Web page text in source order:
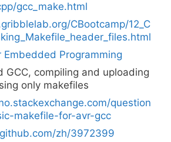
gcc_make.html
CBootcamp/12_C
Embedded Programming
GCC, compiling and uploading
only makefiles
question
makefile-for-avr-gcc
zh/3972399